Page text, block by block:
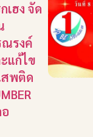
เฮง จัด
ณรงค์
แก้ไข
พติด